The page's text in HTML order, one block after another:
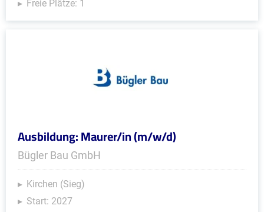
Freie Plätze: 1
Ausbildung: Maurer/in (m/w/d)
Bügler Bau GmbH
Kirchen (Sieg)
Start: 2027